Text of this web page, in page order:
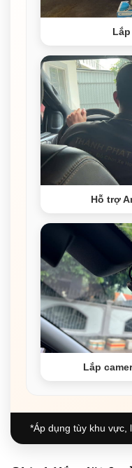
Hỗ trợ
Lắp
*Áp dụng tùy khu vực,